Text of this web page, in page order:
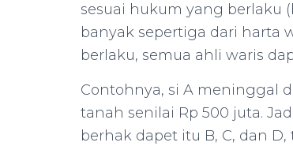
sesuai hukum yang berlaku
banyak sepertiga dari harta
berlaku, semua ahli waris
Contohnya, si A meninggal
tanah senilai Rp 500 juta.
berhak dapet itu B, C, dan